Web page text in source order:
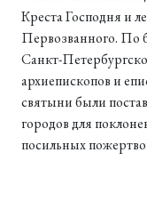
Креста Господня и
Первозванного. По
Санкт-
архиепископов и
святыни были
городов для
посильных